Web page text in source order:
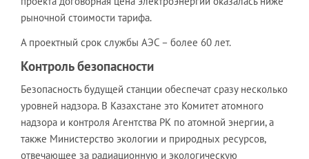
рыночной стоимости тарифа.
А проектный срок службы АЭС – более 60 лет.
Контроль безопасности
Безопасность будущей станции обеспечат сразу несколько
уровней надзора. В Казахстане это Комитет атомного
надзора и контроля Агентства РК по атомной энергии, а
также Министерство экологии и природных ресурсов,
отвечающее за радиационную и экологическую